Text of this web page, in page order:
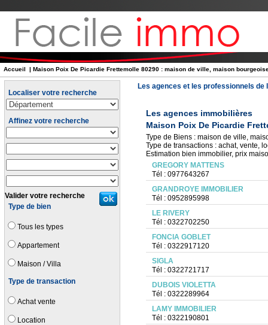
Accueil | Maison Poix De Picardie Frettemolle 80290 : maison de ville, maison
Localiser votre recherche
Affinez votre recherche
Valider votre recherche
Type de bien
Tous les types
Appartement
Maison / Villa
Type de transaction
Achat vente
Location
Les agences et les professionnels
Les agences immobilières
Maison Poix De Picardie
Type de Biens : maison de ville,
Type de transactions : achat, vente,
Estimation bien immobilier, prix
GREGORY MATTENS
Tél : 0977643267
GRANDROYE IMMOBILIER
Tél : 0952895998
LE RIVERY
Tél : 0322702250
FONCIA GOBLET
Tél : 0322917120
SIGLA
Tél : 0322721717
DUBOIS VIOLETTA
Tél : 0322289964
LAMY IMMOBILIER
Tél : 0322190801